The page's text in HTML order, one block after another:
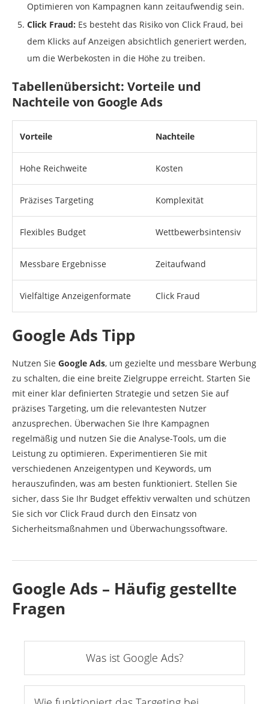
Optimieren von Kampagnen kann zeitaufwendig sein.
Click Fraud: Es besteht das Risiko von Click Fraud, bei
dem Klicks auf Anzeigen absichtlich generiert werden,
um die Werbekosten in die Höhe zu treiben.
Tabellenübersicht: Vorteile und
Nachteile von Google Ads
Vorteile Nachteile
Hohe Reichweite Kosten
Präzises Targeting Komplexität
Flexibles Budget Wettbewerbsintensiv
Messbare Ergebnisse Zeitaufwand
Vielfältige Anzeigenformate Click Fraud
Google Ads Tipp
Nutzen Sie Google Ads, um gezielte und messbare Werbung
zu schalten, die eine breite Zielgruppe erreicht. Starten Sie
mit einer klar definierten Strategie und setzen Sie auf
präzises Targeting, um die relevantesten Nutzer
anzusprechen. Überwachen Sie Ihre Kampagnen
regelmäßig und nutzen Sie die Analyse-Tools, um die
Leistung zu optimieren. Experimentieren Sie mit
verschiedenen Anzeigentypen und Keywords, um
herauszufinden, was am besten funktioniert. Stellen Sie
sicher, dass Sie Ihr Budget effektiv verwalten und schützen
Sie sich vor Click Fraud durch den Einsatz von
Sicherheitsmaßnahmen und Überwachungssoftware.
Google Ads – Häufig gestellte
Fragen
Was ist Google Ads?